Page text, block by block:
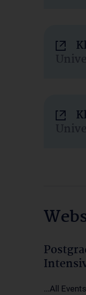
...All